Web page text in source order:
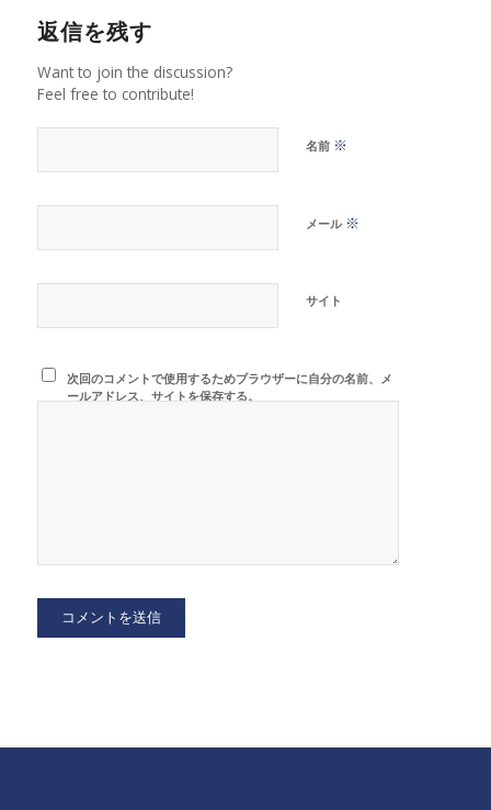
返信を残す
Want to join the discussion?
Feel free to contribute!
名前 ※
メール ※
サイト
次回のコメントで使用するためブラウザーに自分の名前、メ
ールアドレス、サイトを保存する。